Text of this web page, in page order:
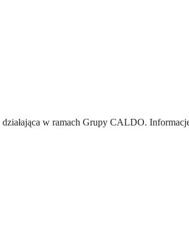
działająca w ramach Grupy CALDO.